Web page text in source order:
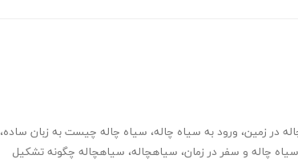
در زمین، ورود به سیاه چاله، سیاه چاله چیست به زبان ساده،
سیاه چاله و سفر در زمان، سیاهچاله، سیاهچاله چگونه تشکیل